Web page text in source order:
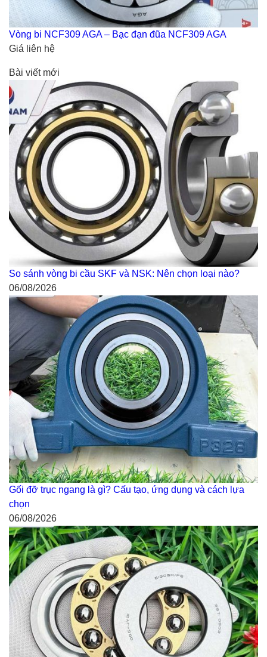
Vòng bi NCF309 AGA – Bạc đạn đũa NCF309 AGA
Giá liên hệ
Bài viết mới
So sánh vòng bi cầu SKF và NSK: Nên chọn loại nào?
06/08/2026
Gối đỡ trục ngang là gì? Cấu tạo, ứng dụng và cách lựa
chọn
06/08/2026